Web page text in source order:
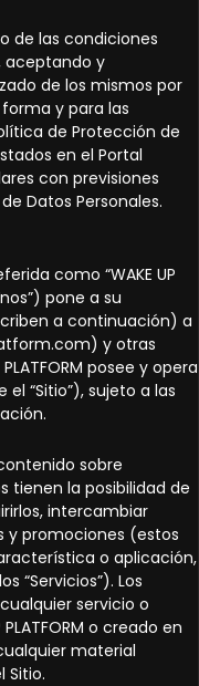
de las condiciones
aceptando y
de los mismos por
forma y para las
de Protección de
en el Portal
con previsiones
Datos Personales.
como “WAKE UP
pone a su
a continuación) a
y otras
posee y opera
“Sitio”), sujeto a las
sobre
tienen la posibilidad de
intercambiar
y promociones (estos
o aplicación,
“Servicios”). Los
servicio o
o creado en
material
Sitio.